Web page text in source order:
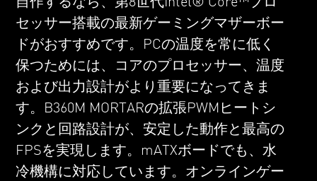
セッサー搭載の最新ゲーミングマザーボー
ドがおすすめです。PCの温度を常に低く
保つためには、コアのプロセッサー、温度
および出力設計がより重要になってきま
す。B360M MORTARの拡張PWMヒートシ
ンクと回路設計が、安定した動作と最高の
FPSを実現します。mATXボードでも、水
冷機構に対応しています。オンラインゲー